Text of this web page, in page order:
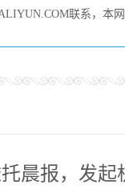
联系，本
晨报，发起